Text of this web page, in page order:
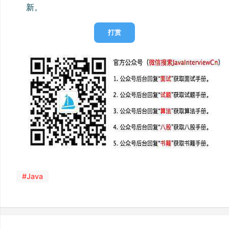
新。
打赏
#Java